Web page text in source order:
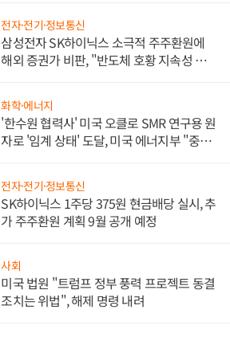
전자·전기·정보통신
삼성전자 SK하이닉스 소극적 주주환원에
해외 증권가 비판, "반도체 호황 지속성 의
화학·에너지
'한수원 협력사' 미국 오클로 SMR 연구용 원
자로 '임계 상태' 도달, 미국 에너지부 "중요
전자·전기·정보통신
SK하이닉스 1주당 375원 현금배당 실시, 추
가 주주환원 계획 9월 공개 예정
사회
미국 법원 "트럼프 정부 풍력 프로젝트 동결
조치는 위법", 해제 명령 내려